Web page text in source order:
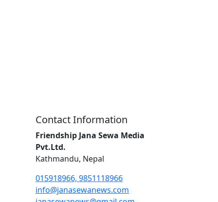
Contact Information
Friendship Jana Sewa Media
Pvt.Ltd.
Kathmandu, Nepal
015918966, 9851118966
info@janasewanews.com